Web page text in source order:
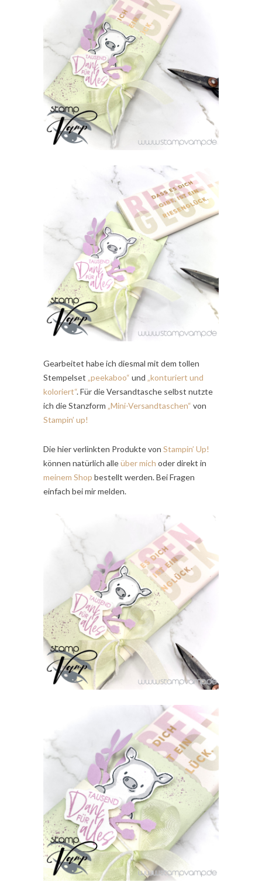
Gearbeitet habe ich diesmal mit dem tollen
Stempelset „peekaboo“ und „konturiert und
koloriert“. Für die Versandtasche selbst nutzte
ich die Stanzform „Mini-Versandtaschen“ von
Stampin’ up!
Die hier verlinkten Produkte von Stampin’ Up!
können natürlich alleüber mich oder direkt in
meinem Shop bestellt werden. Bei Fragen
einfach bei mir melden.